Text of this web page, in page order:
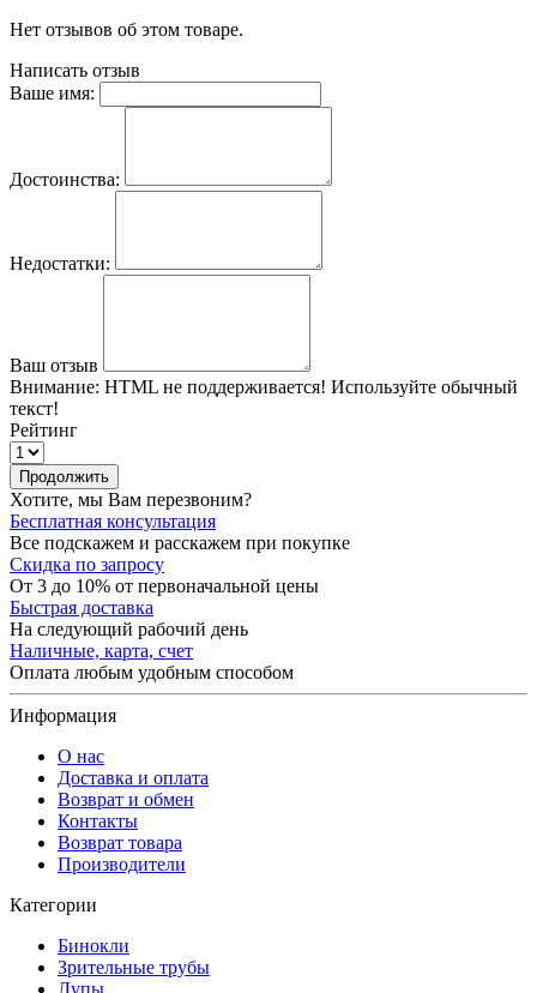
Нет отзывов об этом товаре.
Написать отзыв
Ваше имя:
Достоинства:
Недостатки:
Ваш отзыв
Внимание: HTML не поддерживается! Используйте обычный
текст!
Рейтинг
Продолжить
Хотите, мы Вам перезвоним?
Бесплатная консультация
Все подскажем и расскажем при покупке
Скидка по запросу
От 3 до 10% от первоначальной цены
Быстрая доставка
На следующий рабочий день
Наличные, карта, счет
Оплата любым удобным способом
Информация
О нас
Доставка и оплата
Возврат и обмен
Контакты
Возврат товара
Производители
Категории
Бинокли
Зрительные трубы
Лупы